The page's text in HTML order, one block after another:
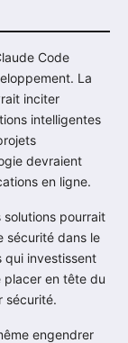
Code
La
inciter
intelligentes
devraient
en ligne.
solutions pourrait
sécurité dans le
qui investissent
placer en tête du
sécurité.
engendrer